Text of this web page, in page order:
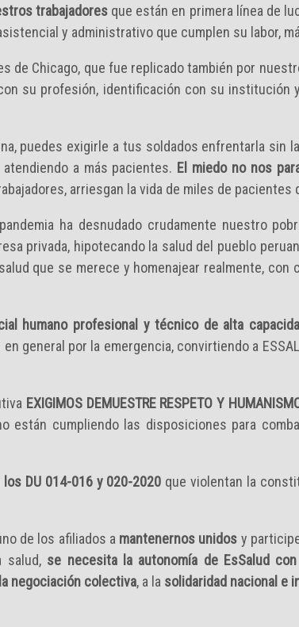
trabajadoresque están en primera línea de
y administrativo que cumplen su labor,
de Chicago, que fue replicado también por
su profesión, identificación con su institución
puedes exigirle a tus soldados enfrentarla sin
a más pacientes. El miedo no nos
arriesgan la vida de miles de pacientes
ha desnudado crudamente nuestro
privada, hipotecando la salud del pueblo
que se merece y homenajear realmente,
humano profesional y técnico de alta
general por la emergencia, convirtiendo a
EXIGIMOS DEMUESTRE RESPETO Y
cumpliendo las disposiciones para
los DU 014-016 y 020-2020 que violentan la
de los afiliados a mantenernos unidos y
salud, se necesita la autonomía de EsSalud
negociación colectiva, a la solidaridad nacional e